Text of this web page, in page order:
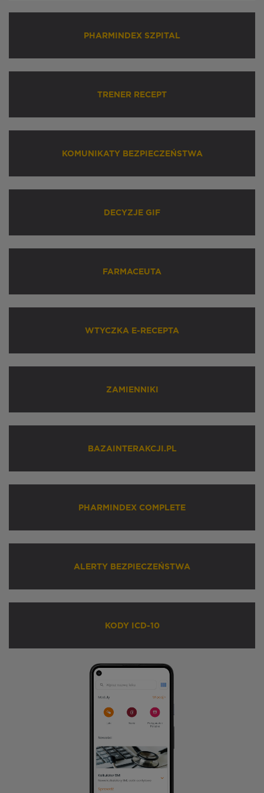
PHARMINDEX SZPITAL
TRENER RECEPT
KOMUNIKATY BEZPIECZEŃSTWA
DECYZJE GIF
FARMACEUTA
WTYCZKA E-RECEPTA
ZAMIENNIKI
BAZAINTERAKCJI.PL
PHARMINDEX COMPLETE
ALERTY BEZPIECZEŃSTWA
KODY ICD-10